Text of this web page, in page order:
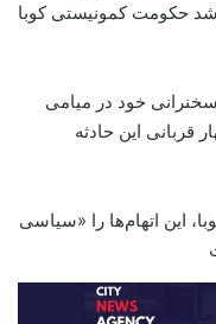
حکومت کمونیستی کوبا
خود در میامی
این حادثه
این اتهام‌ها را «سیاسی